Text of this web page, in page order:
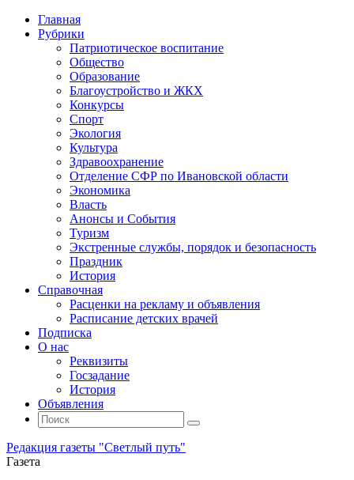
Главная
Рубрики
Патриотическое воспитание
Общество
Образование
Благоустройство и ЖКХ
Конкурсы
Спорт
Экология
Культура
Здравоохранение
Отделение СФР по Ивановской области
Экономика
Власть
Анонсы и События
Туризм
Экстренные службы, порядок и безопасность
Праздник
История
Справочная
Расценки на рекламу и объявления
Расписание детских врачей
Подписка
О нас
Реквизиты
Госзадание
История
Объявления
Поиск
Искать:
Поиск
Редакция газеты "Светлый путь"
Газета